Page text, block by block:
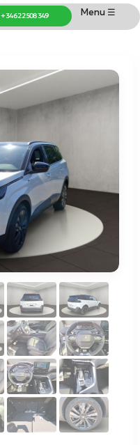
Menu ☰
+34 622 508 349